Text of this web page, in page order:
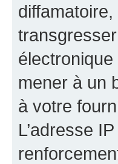
mener à un
à votre
L’adresse